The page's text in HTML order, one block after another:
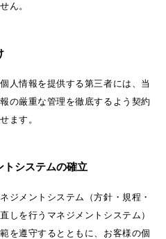
ん。
人情報を提供する第三者には、当
の厳重な管理を徹底するよう契約
ます。
トシステムの確立
ジメントシステム（方針・規程・
しを行うマネジメントシステム）
を遵守するとともに、お客様の個